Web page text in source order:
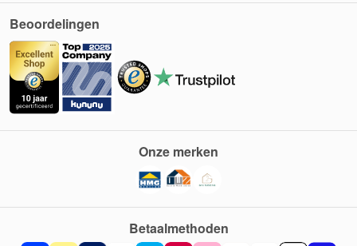
Beoordelingen
Betaalmethoden
Onze merken